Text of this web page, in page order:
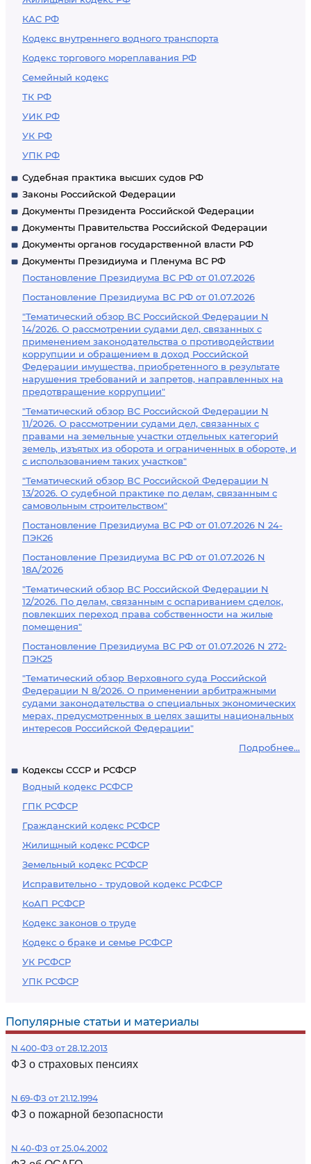
КАС РФ
Кодекс внутреннего водного транспорта
Кодекс торгового мореплавания РФ
Семейный кодекс
ТК РФ
УИК РФ
УК РФ
УПК РФ
Судебная практика высших судов РФ
Законы Российской Федерации
Документы Президента Российской Федерации
Документы Правительства Российской Федерации
Документы органов государственной власти РФ
Документы Президиума и Пленума ВС РФ
Постановление Президиума ВС РФ от 01.07.2026
Постановление Президиума ВС РФ от 01.07.2026
"Тематический обзор ВС Российской Федерации N
14/2026. О рассмотрении судами дел, связанных с
применением законодательства о противодействии
коррупции и обращением в доход Российской
Федерации имущества, приобретенного в результате
нарушения требований и запретов, направленных на
предотвращение коррупции"
"Тематический обзор ВС Российской Федерации N
11/2026. О рассмотрении судами дел, связанных с
правами на земельные участки отдельных категорий
земель, изъятых из оборота и ограниченных в обороте, и
с использованием таких участков"
"Тематический обзор ВС Российской Федерации N
13/2026. О судебной практике по делам, связанным с
самовольным строительством"
Постановление Президиума ВС РФ от 01.07.2026 N 24-
ПЭК26
Постановление Президиума ВС РФ от 01.07.2026 N
18А/2026
"Тематический обзор ВС Российской Федерации N
12/2026. По делам, связанным с оспариванием сделок,
повлекших переход права собственности на жилые
помещения"
Постановление Президиума ВС РФ от 01.07.2026 N 272-
ПЭК25
"Тематический обзор Верховного суда Российской
Федерации N 8/2026. О применении арбитражными
судами законодательства о специальных экономических
мерах, предусмотренных в целях защиты национальных
интересов Российской Федерации"
Подробнее...
Кодексы СССР и РСФСР
Водный кодекс РСФСР
ГПК РСФСР
Гражданский кодекс РСФСР
Жилищный кодекс РСФСР
Земельный кодекс РСФСР
Исправительно - трудовой кодекс РСФСР
КоАП РСФСР
Кодекс законов о труде
Кодекс о браке и семье РСФСР
УК РСФСР
УПК РСФСР
Популярные статьи и материалы
N 400-ФЗ от 28.12.2013
ФЗ о страховых пенсиях
N 69-ФЗ от 21.12.1994
ФЗ о пожарной безопасности
N 40-ФЗ от 25.04.2002